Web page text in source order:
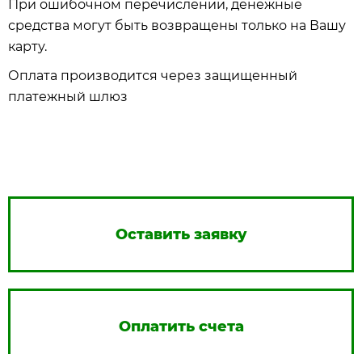
При ошибочном перечислении, денежные
средства могут быть возвращены только на Вашу
карту.
Оплата производится через защищенный
платежный шлюз
Оставить заявку
Оплатить счета